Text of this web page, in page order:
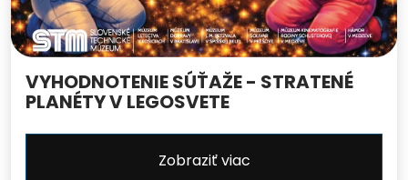
VYHODNOTENIE SÚŤAŽE - STRATENÉ
PLANÉTY V LEGOSVETE
Zobraziť viac